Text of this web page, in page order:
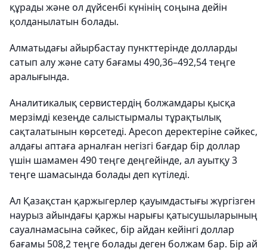
құрады және ол дүйсенбі күнінің соңына дейін
қолданылатын болады.
Алматыдағы айырбастау пункттерінде долларды
сатып алу және сату бағамы 490,36–492,54 теңге
аралығында.
Аналитикалық сервистердің болжамдары қысқа
мерзімді кезеңде салыстырмалы тұрақтылық
сақталатынын көрсетеді. Apecon деректеріне сәйкес,
алдағы аптаға арналған негізгі бағдар бір доллар
үшін шамамен 490 теңге деңгейінде, ал ауытқу 3
теңге шамасында болады деп күтіледі.
Ал Қазақстан қаржыгерлер қауымдастығы жүргізген
наурыз айындағы қаржы нарығы қатысушыларының
сауалнамасына сәйкес, бір айдан кейінгі доллар
бағамы 508,2 теңге болады деген болжам бар. Бір ай